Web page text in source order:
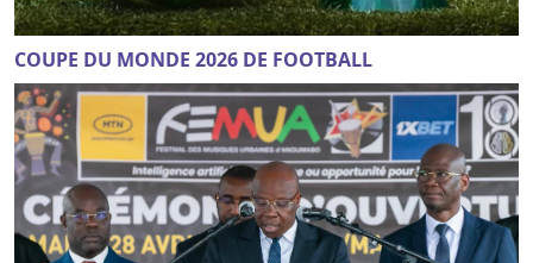
COUPE DU MONDE 2026 DE FOOTBALL